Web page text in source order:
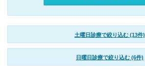
土曜日診療で絞り込む (13件)
日曜日診療で絞り込む (6件)